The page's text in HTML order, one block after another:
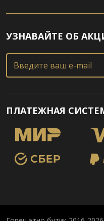
УЗНАВАЙТЕ ОБ
Введите ваш e-mail
ПЛАТЕЖНАЯ